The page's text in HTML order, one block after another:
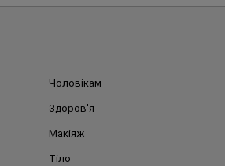
Чоловікам
Здоров'я
Макіяж
Тіло